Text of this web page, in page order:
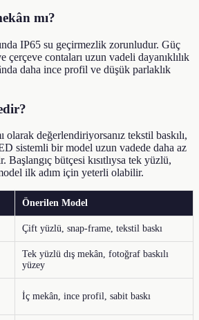
mı?
IP65 su geçirmezlik zorunludur. Güç
çerçeve contaları uzun vadeli dayanıklılık
daha ince profil ve düşük parlaklık
olarak değerlendiriyorsanız tekstil baskılı,
sistemli bir model uzun vadede daha az
bütçesi kısıtlıysa tek yüzlü,
ilk adım için yeterli olabilir.
Önerilen Model
Çift yüzlü, snap-frame, tekstil baskı
Tek yüzlü dış mekân, fotoğraf baskılı
yüzey
İç mekân, ince profil, sabit baskı